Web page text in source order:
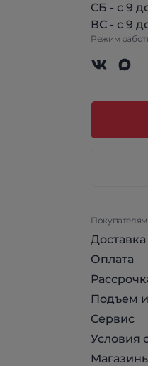
СБ - с 9
ВС - с 9
Режим
Покупателям
Доставка
Оплата
Подъем
Сервис
Условия